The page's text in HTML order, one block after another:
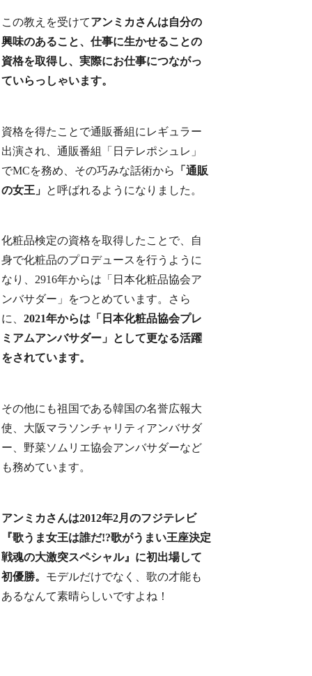
この教えを受けてアンミカさんは自分の
興味のあること、仕事に生かせることの
資格を取得し、実際にお仕事につながっ
ていらっしゃいます。
資格を得たことで通販番組にレギュラー
出演され、通販番組「日テレポシュレ」
でMCを務め、その巧みな話術から
「通販
の女王」 と呼ばれるようになりました。
化粧品検定の資格を取得したことで、自
身で化粧品のプロデュースを行うように
なり、2916年からは「日本化粧品協会ア
ンバサダー」をつとめています。さら
に、2021年からは「日本化粧品協会プレ
ミアムアンバサダー」として更なる活躍
をされています。
その他にも祖国である韓国の名誉広報大
使、大阪マラソンチャリティアンバサダ
ー、野菜ソムリエ協会アンバサダーなど
も務めています。
アンミカさんは2012年2月のフジテレビ
『歌うま女王は誰だ!?歌がうまい王座決定
戦魂の大激突スペシャル』に初出場して
初優勝。 モデルだけでなく、歌の才能も
あるなんて素晴らしいですよね！